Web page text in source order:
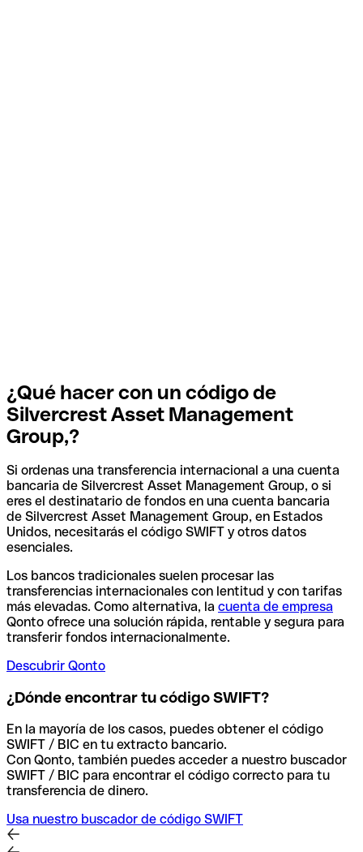
¿Qué hacer con un código de
Silvercrest Asset Management
Group,?
Si ordenas una transferencia internacional a una cuenta
bancaria de Silvercrest Asset Management Group, o si
eres el destinatario de fondos en una cuenta bancaria
de Silvercrest Asset Management Group, en Estados
Unidos, necesitarás el código SWIFT y otros datos
esenciales.
Los bancos tradicionales suelen procesar las
transferencias internacionales con lentitud y con tarifas
más elevadas. Como alternativa, la cuenta de empresa
Qonto ofrece una solución rápida, rentable y segura para
transferir fondos internacionalmente.
Descubrir Qonto
¿Dónde encontrar tu código SWIFT?
En la mayoría de los casos, puedes obtener el código
SWIFT / BIC en tu extracto bancario.
Con Qonto, también puedes acceder a nuestro buscador
SWIFT / BIC para encontrar el código correcto para tu
transferencia de dinero.
Usa nuestro buscador de código SWIFT